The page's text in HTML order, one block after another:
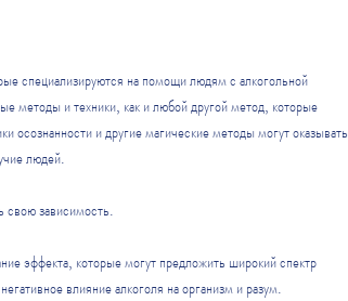
специализируются на помощи людям с алкогольной
методы и техники, как и любой другой метод, которые
осознанности и другие магические методы могут оказывать
людей.
зависимость.
эффекта, которые могут предложить широкий спектр
влияние алкоголя на организм и разум.